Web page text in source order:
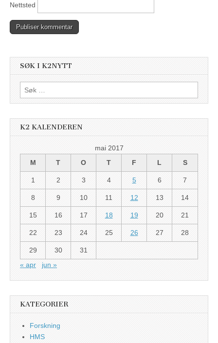
Nettsted
SØK I K2NYTT
Søk
etter:
K2 KALENDEREN
mai 2017
M
T O T F L S
1 2 3 4 5 6 7
8 9 10 11 12 13 14
15 16 17 18 19 20 21
22 23 24 25 26 27 28
29 30
31
« apr
jun »
KATEGORIER
Forskning
HMS